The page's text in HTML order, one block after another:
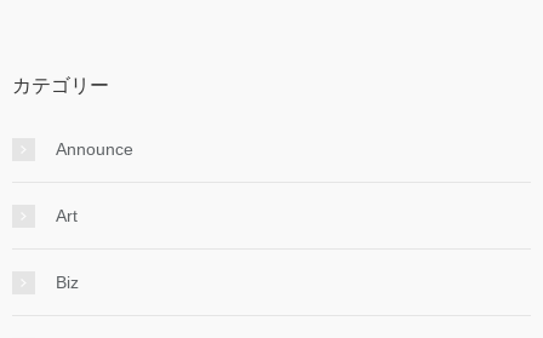
カテゴリー
Announce
Art
Biz